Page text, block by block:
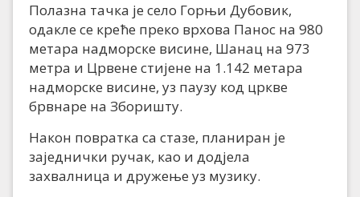
Полазна тачка је село Горњи Дубовик,
одакле се креће преко врхова Панос на 980
метара надморске висине, Шанац на 973
метра и Црвене стијене на 1.142 метара
надморске висине, уз паузу код цркве
брвнаре на Зборишту.
Након повратка са стазе, планиран је
заједнички ручак, као и додјела
захвалница и дружење уз музику.